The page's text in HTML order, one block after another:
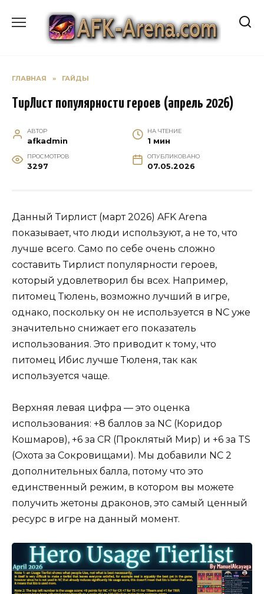
содержанию
ГЛАВНАЯ » ГАЙДЫ
ТирЛист популярности героев (апрель 2026)
АВТОР
afkadmin
НА ЧТЕНИЕ
1 мин
ПРОСМОТРОВ
3297
ОПУБЛИКОВАНО
07.05.2026
Данный Тирлист (март 2026) AFK Arena
показывает, что люди используют, а не то, что
лучше всего. Само по себе очень сложно
составить Тирлист популярности героев,
который удовлетворил бы всех. Например,
питомец Тюлень, возможно лучший в игре,
однако, поскольку он не используется в NC уже
значительно снижает его показатель
использования. Это приводит к тому, что
питомец Ибис лучше Тюленя, так как
используется чаще.
Верхняя левая цифра — это оценка
использования: +8 баллов за NC (Коридор
Кошмаров), +6 за CR (Проклятый Мир) и +6 за TS
(Охота за Сокровищами). Мы добавили NC 2
дополнительных балла, потому что это
единственный режим, в котором вы можете
получить жетоны драконов, это самый ценный
ресурс в игре на данный момент.